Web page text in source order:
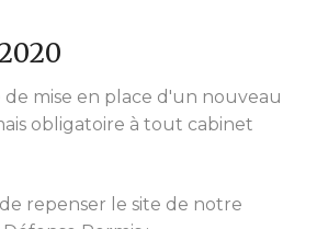
de mise en place d'un nouveau
obligatoire à tout cabinet
repenser le site de notre